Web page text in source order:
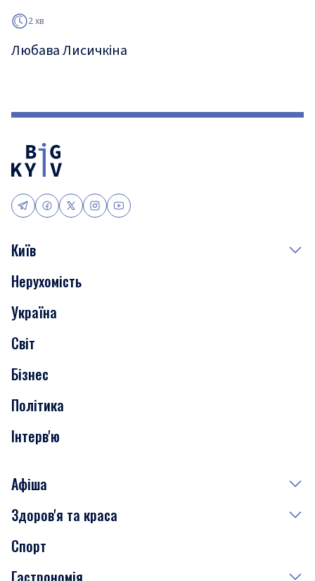
2 хв
Любава Лисичкіна
Київ
Події
Скандали
Нерухомість
Транспорт
Нерухомість
Україна
Світ
Бізнес
Політика
Інтерв'ю
Афіша
Сьогодні
Завтра
Здоров'я та краса
Медицина
Спорт
Гастрономія